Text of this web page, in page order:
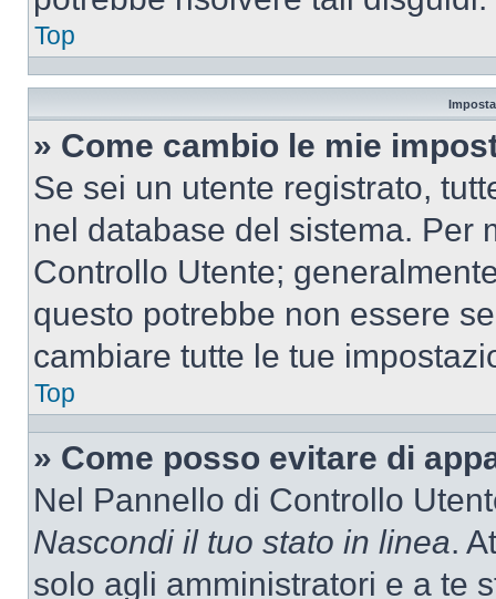
Top
» Come cambio le mie
Se sei un utente registrato,
nel database del sistema. Per
Controllo Utente;
questo potrebbe non essere
cambiare tutte le tue
Top
» Come posso evitare di
Nel Pannello di Controllo
Nascondi il tuo stato in linea.
solo agli amministratori e a te